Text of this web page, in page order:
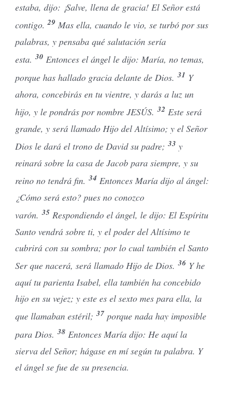
estaba, dijo: ¡Salve, llena de gracia! El Señor está
contigo.29 Mas ella, cuando le vio, se turbó por sus
palabras, y pensaba qué salutación sería
esta. 30 Entonces el ángel le dijo: María, no temas,
porque has hallado gracia delante de Dios. 31 Y
ahora, concebirás en tu vientre, y darás a luz un
hijo, y le pondrás por nombre JESÚS. 32 Este será
grande, y será llamado Hijo del Altísimo; y el Señor
Dios le dará el trono de David su padre; 33 y
reinará sobre la casa de Jacob para siempre, y su
reino no tendrá fin. 34 Entonces María dijo al ángel:
¿Cómo será esto? pues no conozco
varón. 35 Respondiendo el ángel, le dijo: El Espíritu
Santo vendrá sobre ti, y el poder del Altísimo te
cubrirá con su sombra; por lo cual también el Santo
Ser que nacerá, será llamado Hijo de Dios. 36 Y he
aquí tu parienta Isabel, ella también ha concebido
hijo en su vejez; y este es el sexto mes para ella, la
que llamaban estéril; 37 porque nada hay imposible
para Dios. 38 Entonces María dijo: He aquí la
sierva del Señor; hágase en mí según tu palabra. Y
el ángel se fue de su presencia.